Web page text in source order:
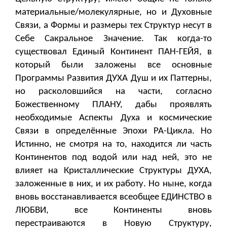
материальные/молекулярные, но и Духовные
Связи, а Формы и размеры тех Структур несут в
Себе Сакральное Значение. Так когда-то
существовал Единый Континент ПАН-ГЕЙЯ, в
который были заложены все основные
Программы Развития ДУХА Душ и их Паттерны,
но расколовшийся на части, согласно
Божественному ПЛАНУ, дабы проявлять
необходимые Аспекты Духа и космические
Связи в определённые Эпохи РА-Цикла. Но
Истинно, не смотря на то, находится ли часть
Континентов под водой или над ней, это не
влияет на Кристаллические Структуры ДУХА,
заложенные в них, и их работу. Но ныне, когда
вновь восстанавливается всеобщее ЕДИНСТВО в
ЛЮБВИ, все Континенты вновь
перестраиваются в Новую Структуру,